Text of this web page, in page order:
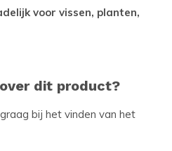
voor vissen, planten,
dit product?
bij het vinden van het